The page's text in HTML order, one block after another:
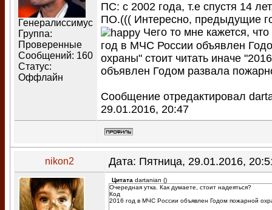
Генералиссимус
Группа:
Проверенные
Сообщений: 160
Статус:
Оффлайн
ПС: с 2002 года, т.е спустя 14
ПО.((( Интересно, предыдущие
Чего то мне кажется,
год в МЧС России объявлен
охраны" стоит читать иначе
объявлен Годом развала
Сообщение отредактировал
29.01.2016, 20:47
nikon2 Дата: Пятница, 29.01.2016,
Цитата dartanian ()
Очередная утка. Как думаете, стоит надеяться?
Код
2016 год в МЧС России объявлен Годом пожарной